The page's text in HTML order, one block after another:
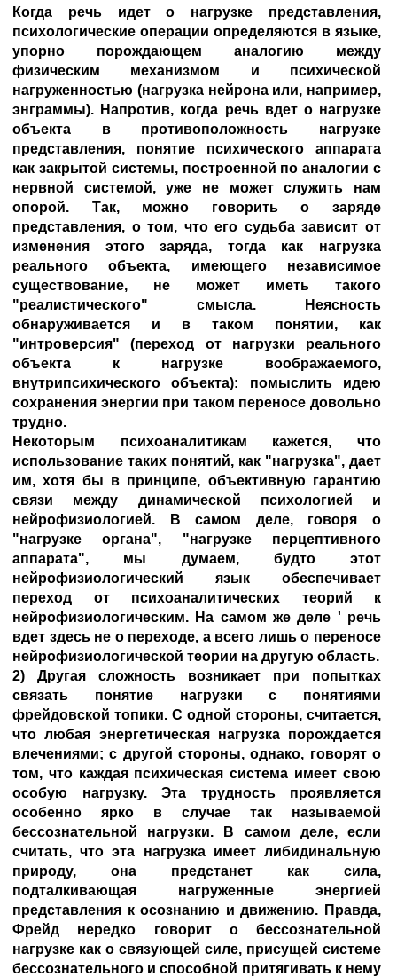
Когда речь идет о нагрузке представления,
психологические операции определяются в языке,
упорно порождающем аналогию между
физическим механизмом и психической
нагруженностью (нагрузка нейрона или, например,
энграммы). Напротив, когда речь вдет о нагрузке
объекта в противоположность нагрузке
представления, понятие психического аппарата
как закрытой системы, построенной по аналогии с
нервной системой, уже не может служить нам
опорой. Так, можно говорить о заряде
представления, о том, что его судьба зависит от
изменения этого заряда, тогда как нагрузка
реального объекта, имеющего независимое
существование, не может иметь такого
"реалистического" смысла. Неясность
обнаруживается и в таком понятии, как
"интроверсия" (переход от нагрузки реального
объекта к нагрузке воображаемого,
внутрипсихического объекта): помыслить идею
сохранения энергии при таком переносе довольно
трудно.
Некоторым психоаналитикам кажется, что
использование таких понятий, как "нагрузка", дает
им, хотя бы в принципе, объективную гарантию
связи между динамической психологией и
нейрофизиологией. В самом деле, говоря о
"нагрузке органа", "нагрузке перцептивного
аппарата", мы думаем, будто этот
нейрофизиологический язык обеспечивает
переход от психоаналитических теорий к
нейрофизиологическим. На самом же деле ' речь
вдет здесь не о переходе, а всего лишь о переносе
нейрофизиологической теории на другую область.
2) Другая сложность возникает при попытках
связать понятие нагрузки с понятиями
фрейдовской топики. С одной стороны, считается,
что любая энергетическая нагрузка порождается
влечениями; с другой стороны, однако, говорят о
том, что каждая психическая система имеет свою
особую нагрузку. Эта трудность проявляется
особенно ярко в случае так называемой
бессознательной нагрузки. В самом деле, если
считать, что эта нагрузка имеет либидинальную
природу, она предстанет как сила,
подталкивающая нагруженные энергией
представления к осознанию и движению. Правда,
Фрейд нередко говорит о бессознательной
нагрузке как о связующей силе, присущей системе
бессознательного и способной притягивать к нему